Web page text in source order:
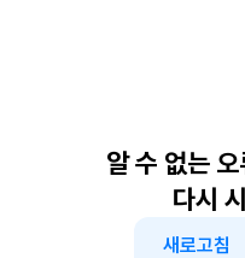
알 수 없는
다시
새로고침